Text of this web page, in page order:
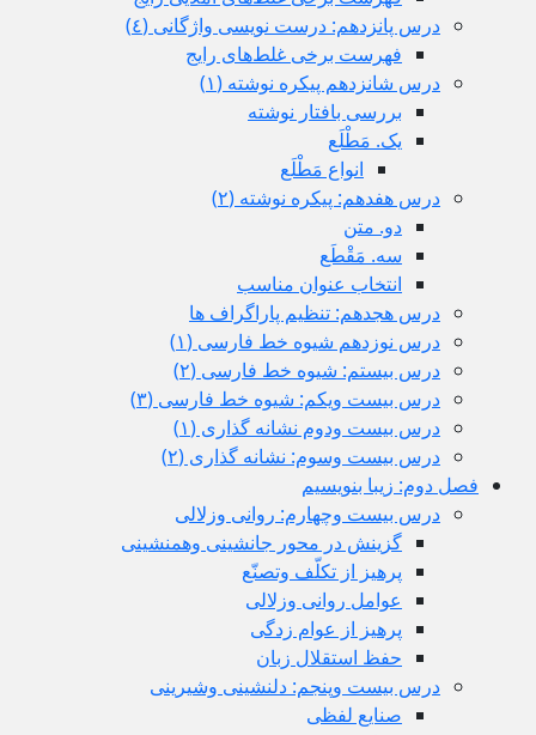
درس پانزدهم: درست نویسی واژگانی (٤)
فهرست برخی غلط‌های رایج
درس شانزدهم پیکره نوشته (١)
بررسی بافتار نوشته
یک. مَطْلَع
انواع مَطْلَع
درس هفدهم: پیکره نوشته (٢)
دو. متن
سه. مَقْطَع
انتخاب عنوان مناسب
درس هجدهم: تنظیم پاراگراف ها
درس نوزدهم شیوه خط فارسی (١)
درس بیستم: شیوه خط فارسی (٢)
درس بیست ویکم: شیوه خط فارسی (٣)
درس بيست ودوم نشانه گذاری (١)
درس بیست وسوم: نشانه گذاری (٢)
فصل دوم: زیبا بنویسیم
درس بيست وچهارم: روانی وزلالی
گزینش در محور جانشینی وهمنشینی
پرهیز از تکلّف وتصنّع
عوامل روانی وزلالی
پرهیز از عوام زدگی
حفظ استقلال زبان
درس بیست وپنجم: دلنشینی وشیرینی
صنایع لفظی